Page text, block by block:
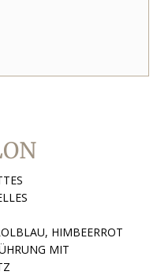
HIMBEERROT
MIT